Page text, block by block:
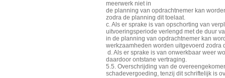
meerwerk niet in
de planning van opdrachtnemer kan
zodra de planning dit toelaat.
c. Als er sprake is van opschorting van
uitvoeringsperiode verlengd met de duur
in de planning van opdrachtnemer kan
werkzaamheden worden uitgevoerd zodra
d. Als er sprake is van onwerkbaar weer
daardoor ontstane vertraging.
5.5. Overschrijding van de
schadevergoeding, tenzij dit schriftelijk is